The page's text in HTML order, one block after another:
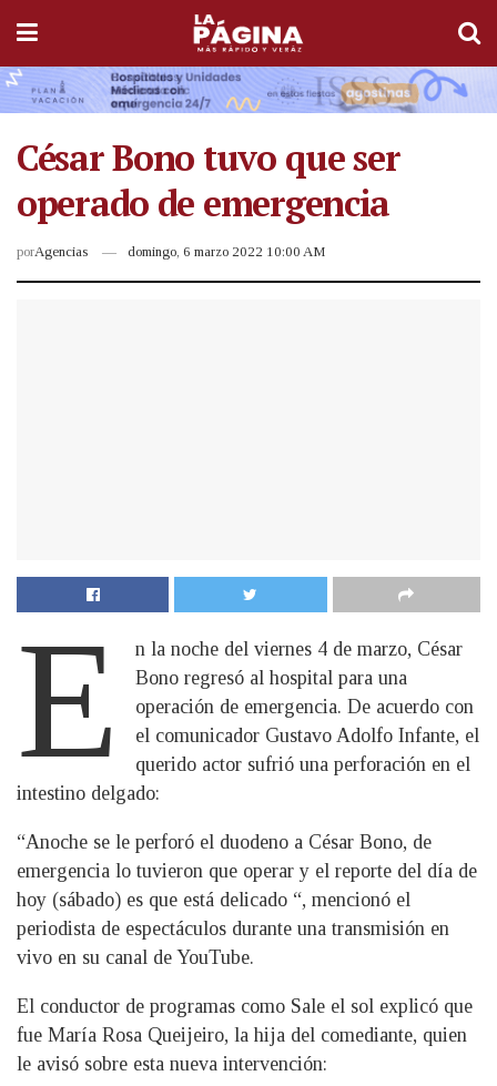
César Bono tuvo que ser
operado de emergencia
porAgencias domingo, 6 marzo 2022 10:00 AM
E
n la noche del viernes 4 de marzo, César
Bono regresó al hospital para una
operación de emergencia. De acuerdo con
el comunicador Gustavo Adolfo Infante, el
querido actor sufrió una perforación en el
intestino delgado:
“Anoche se le perforó el duodeno a César Bono, de
emergencia lo tuvieron que operar y el reporte del día de
hoy (sábado) es que está delicado “, mencionó el
periodista de espectáculos durante una transmisión en
vivo en su canal de YouTube.
El conductor de programas como Sale el sol explicó que
fue María Rosa Queijeiro, la hija del comediante, quien
le avisó sobre esta nueva intervención: